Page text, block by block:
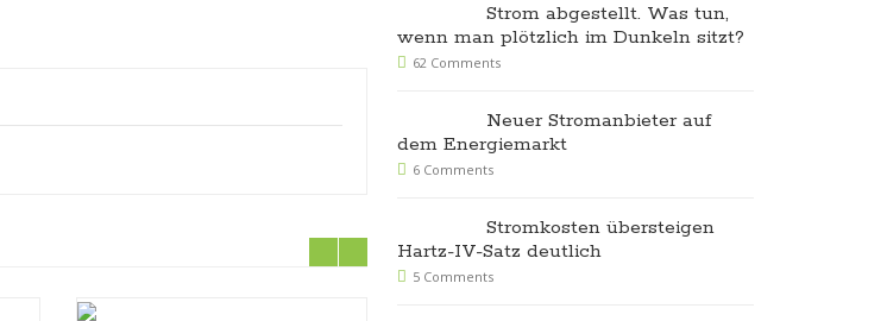
Strom abgestellt. Was tun,
wenn man plötzlich im Dunkeln sitzt?
62 Comments
Neuer Stromanbieter auf
dem Energiemarkt
6 Comments
Stromkosten übersteigen
Hartz-IV-Satz deutlich
5 Comments